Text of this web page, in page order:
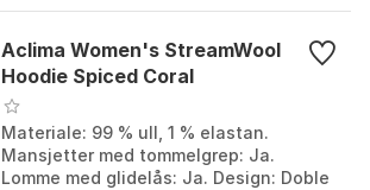
Aclima Women's StreamWool
Hoodie Spiced Coral
Materiale: 99 % ull, 1 % elastan.
Mansjetter med tommelgrep: Ja.
Lomme med glidelås: Ja. Design: Doble